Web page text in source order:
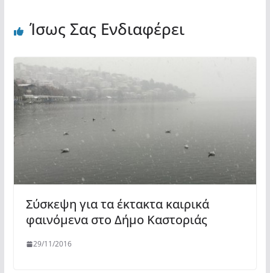
Ίσως Σας Ενδιαφέρει
Σύσκεψη για τα έκτακτα καιρικά
φαινόμενα στο Δήμο Καστοριάς
29/11/2016